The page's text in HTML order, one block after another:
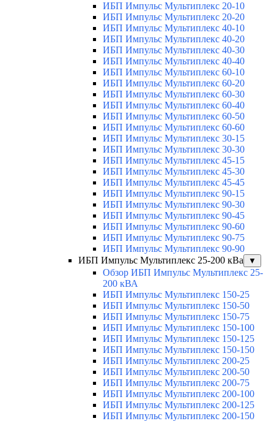
ИБП Импульс Мультиплекс 20-10
ИБП Импульс Мультиплекс 20-20
ИБП Импульс Мультиплекс 40-10
ИБП Импульс Мультиплекс 40-20
ИБП Импульс Мультиплекс 40-30
ИБП Импульс Мультиплекс 40-40
ИБП Импульс Мультиплекс 60-10
ИБП Импульс Мультиплекс 60-20
ИБП Импульс Мультиплекс 60-30
ИБП Импульс Мультиплекс 60-40
ИБП Импульс Мультиплекс 60-50
ИБП Импульс Мультиплекс 60-60
ИБП Импульс Мультиплекс 30-15
ИБП Импульс Мультиплекс 30-30
ИБП Импульс Мультиплекс 45-15
ИБП Импульс Мультиплекс 45-30
ИБП Импульс Мультиплекс 45-45
ИБП Импульс Мультиплекс 90-15
ИБП Импульс Мультиплекс 90-30
ИБП Импульс Мультиплекс 90-45
ИБП Импульс Мультиплекс 90-60
ИБП Импульс Мультиплекс 90-75
ИБП Импульс Мультиплекс 90-90
ИБП Импульс Мультиплекс 25-200 кВа
▼
Обзор ИБП Импульс Мультиплекс 25-
200 кВА
ИБП Импульс Мультиплекс 150-25
ИБП Импульс Мультиплекс 150-50
ИБП Импульс Мультиплекс 150-75
ИБП Импульс Мультиплекс 150-100
ИБП Импульс Мультиплекс 150-125
ИБП Импульс Мультиплекс 150-150
ИБП Импульс Мультиплекс 200-25
ИБП Импульс Мультиплекс 200-50
ИБП Импульс Мультиплекс 200-75
ИБП Импульс Мультиплекс 200-100
ИБП Импульс Мультиплекс 200-125
ИБП Импульс Мультиплекс 200-150